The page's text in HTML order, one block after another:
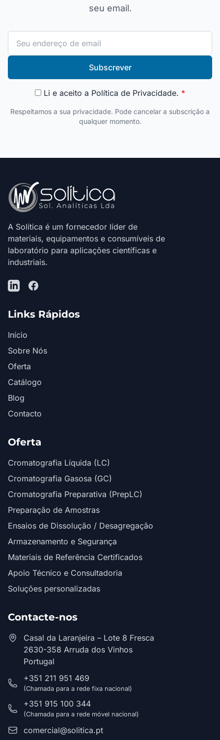
seu email.
Subscrever
Li e aceito a Política de Privacidade. *
Respeitamos a sua privacidade. Pode cancelar a subscrição a
qualquer momento.
A Solítica é um fornecedor líder de
materiais, equipamentos e consumíveis de
laboratório para aplicações científicas e
industriais.
LinkedInFacebook
Links Rápidos
Início
Sobre Nós
Oferta
Catálogo
Blog
Contacto
Oferta
Cromatografia Líquida (LC)
Cromatografia Gasosa (GC)
Cromatografia Preparativa (PrepLC)
Preparação de Amostras
Ensaios de Dissolução / Desagregação
Armazenamento e Segurança
Materiais de Referência Certificados
Apoio Técnico e Consultadoria
Soluções personalizadas
Contacte-nos
Casal da Laranjeira – Lote 8 Fresca
2630-358 Arruda dos Vinhos
Portugal
+351 211 951 469
(Chamada para a rede fixa nacional)
+351 915 100 344
(Chamada para a rede móvel nacional)
comercial@solitica.pt